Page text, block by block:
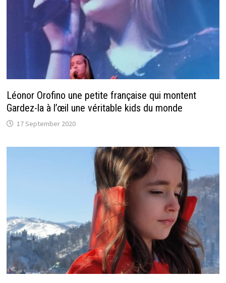
Léonor Orofino une petite française qui montent
Gardez-la à l’œil une véritable kids du monde
17 September 2020